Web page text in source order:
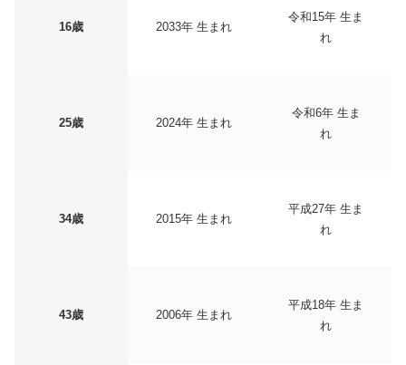
16歳 2033年 生まれ
令和15年 生ま
れ
25歳 2024年 生まれ
令和6年 生ま
れ
34歳 2015年 生まれ
平成27年 生ま
れ
43歳 2006年 生まれ
平成18年 生ま
れ